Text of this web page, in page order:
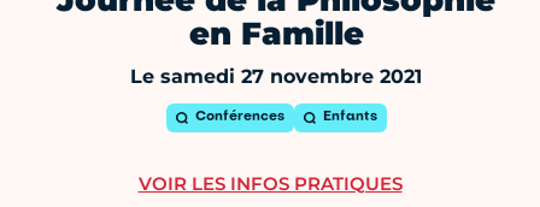
en Famille
Le samedi 27 novembre 2021
Conférences Enfants
VOIR LES INFOS PRATIQUES